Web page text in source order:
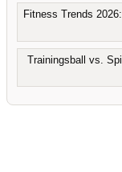
Fitness Trends
Trainingsball vs.